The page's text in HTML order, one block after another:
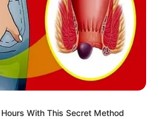
Vermelho
de sangue e
do ato
salvar até quatro vidas. Junho
registrar número menor de
With This Secret Method